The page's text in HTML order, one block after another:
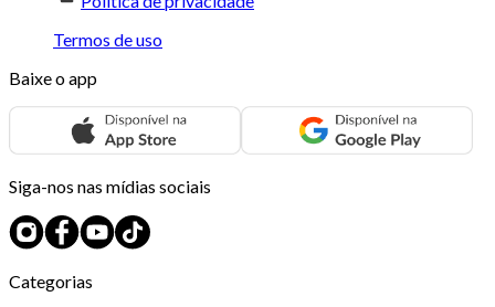
Termos de uso
Baixe o app
Siga-nos nas mídias sociais
Categorias